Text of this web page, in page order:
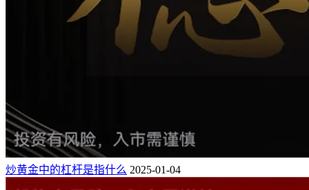
炒黄金中的杠杆是指什么 2025-01-04